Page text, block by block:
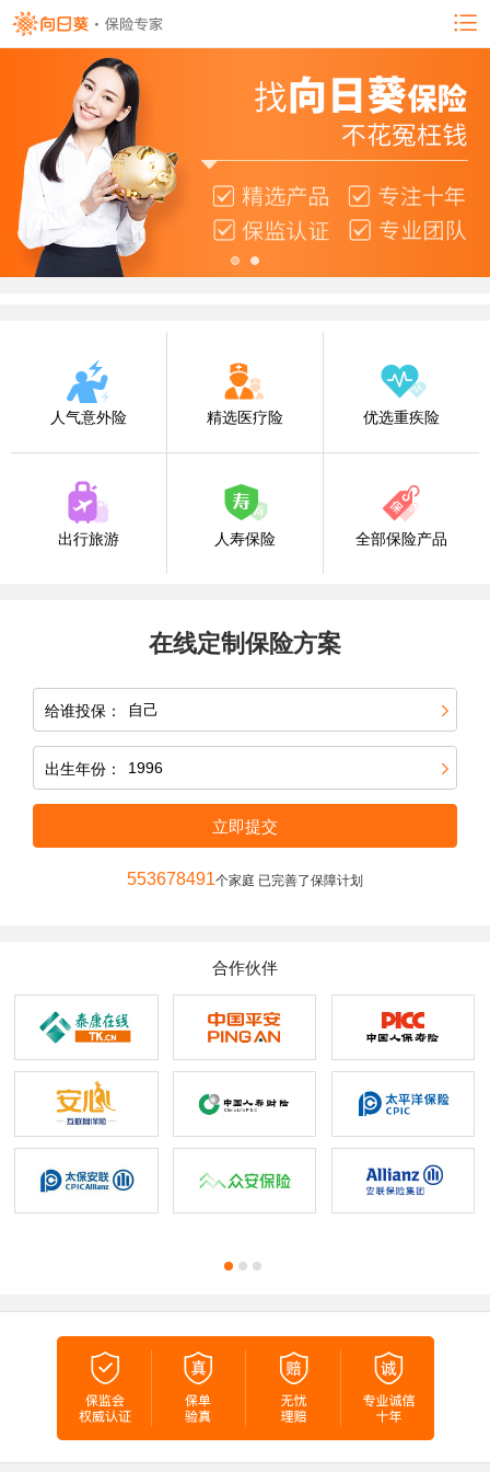
人气意外险 精选医疗险 优选重疾险
出行旅游 人寿保险 全部保险产品
在线定制保险方案
给谁投保：
出生年份：
立即提交
553678491个家庭 已完善了保障计划
合作伙伴